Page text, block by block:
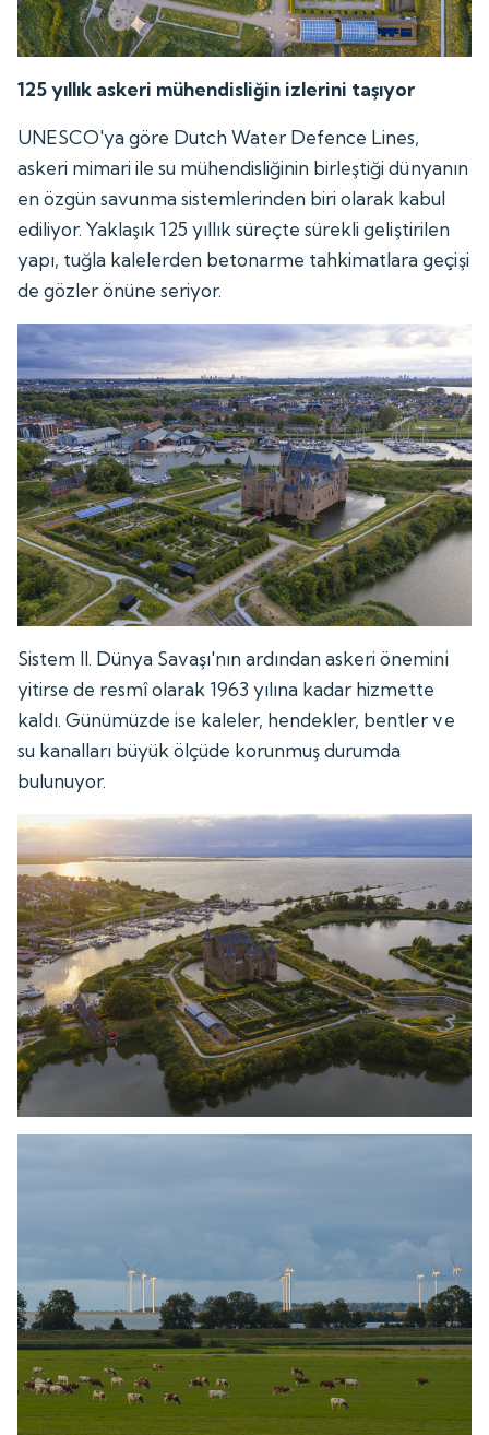
125 yıllık askeri mühendisliğin izlerini taşıyor
UNESCO'ya göre Dutch Water Defence Lines,
askeri mimari ile su mühendisliğinin birleştiği dünyanın
en özgün savunma sistemlerinden biri olarak kabul
ediliyor. Yaklaşık 125 yıllık süreçte sürekli geliştirilen
yapı, tuğla kalelerden betonarme tahkimatlara geçişi
de gözler önüne seriyor.
Sistem II. Dünya Savaşı'nın ardından askeri önemini
yitirse de resmî olarak 1963 yılına kadar hizmette
kaldı. Günümüzde ise kaleler, hendekler, bentler ve
su kanalları büyük ölçüde korunmuş durumda
bulunuyor.